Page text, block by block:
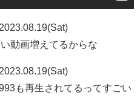
2023.08.19(Sat)
動画増えてるからな
2023.08.19(Sat)
も再生されてるってすごい